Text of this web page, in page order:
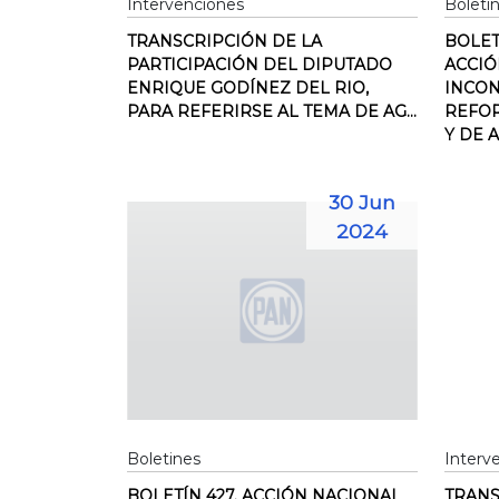
Intervenciones
TRANSCRIPCIÓN DE LA
PARTICIPACIÓN DEL DIPUTADO
ENRIQUE GODÍNEZ DEL RIO,
PARA REFERIRSE AL TEMA DE AG...
Y DE
30 Jun
2024
Boletines